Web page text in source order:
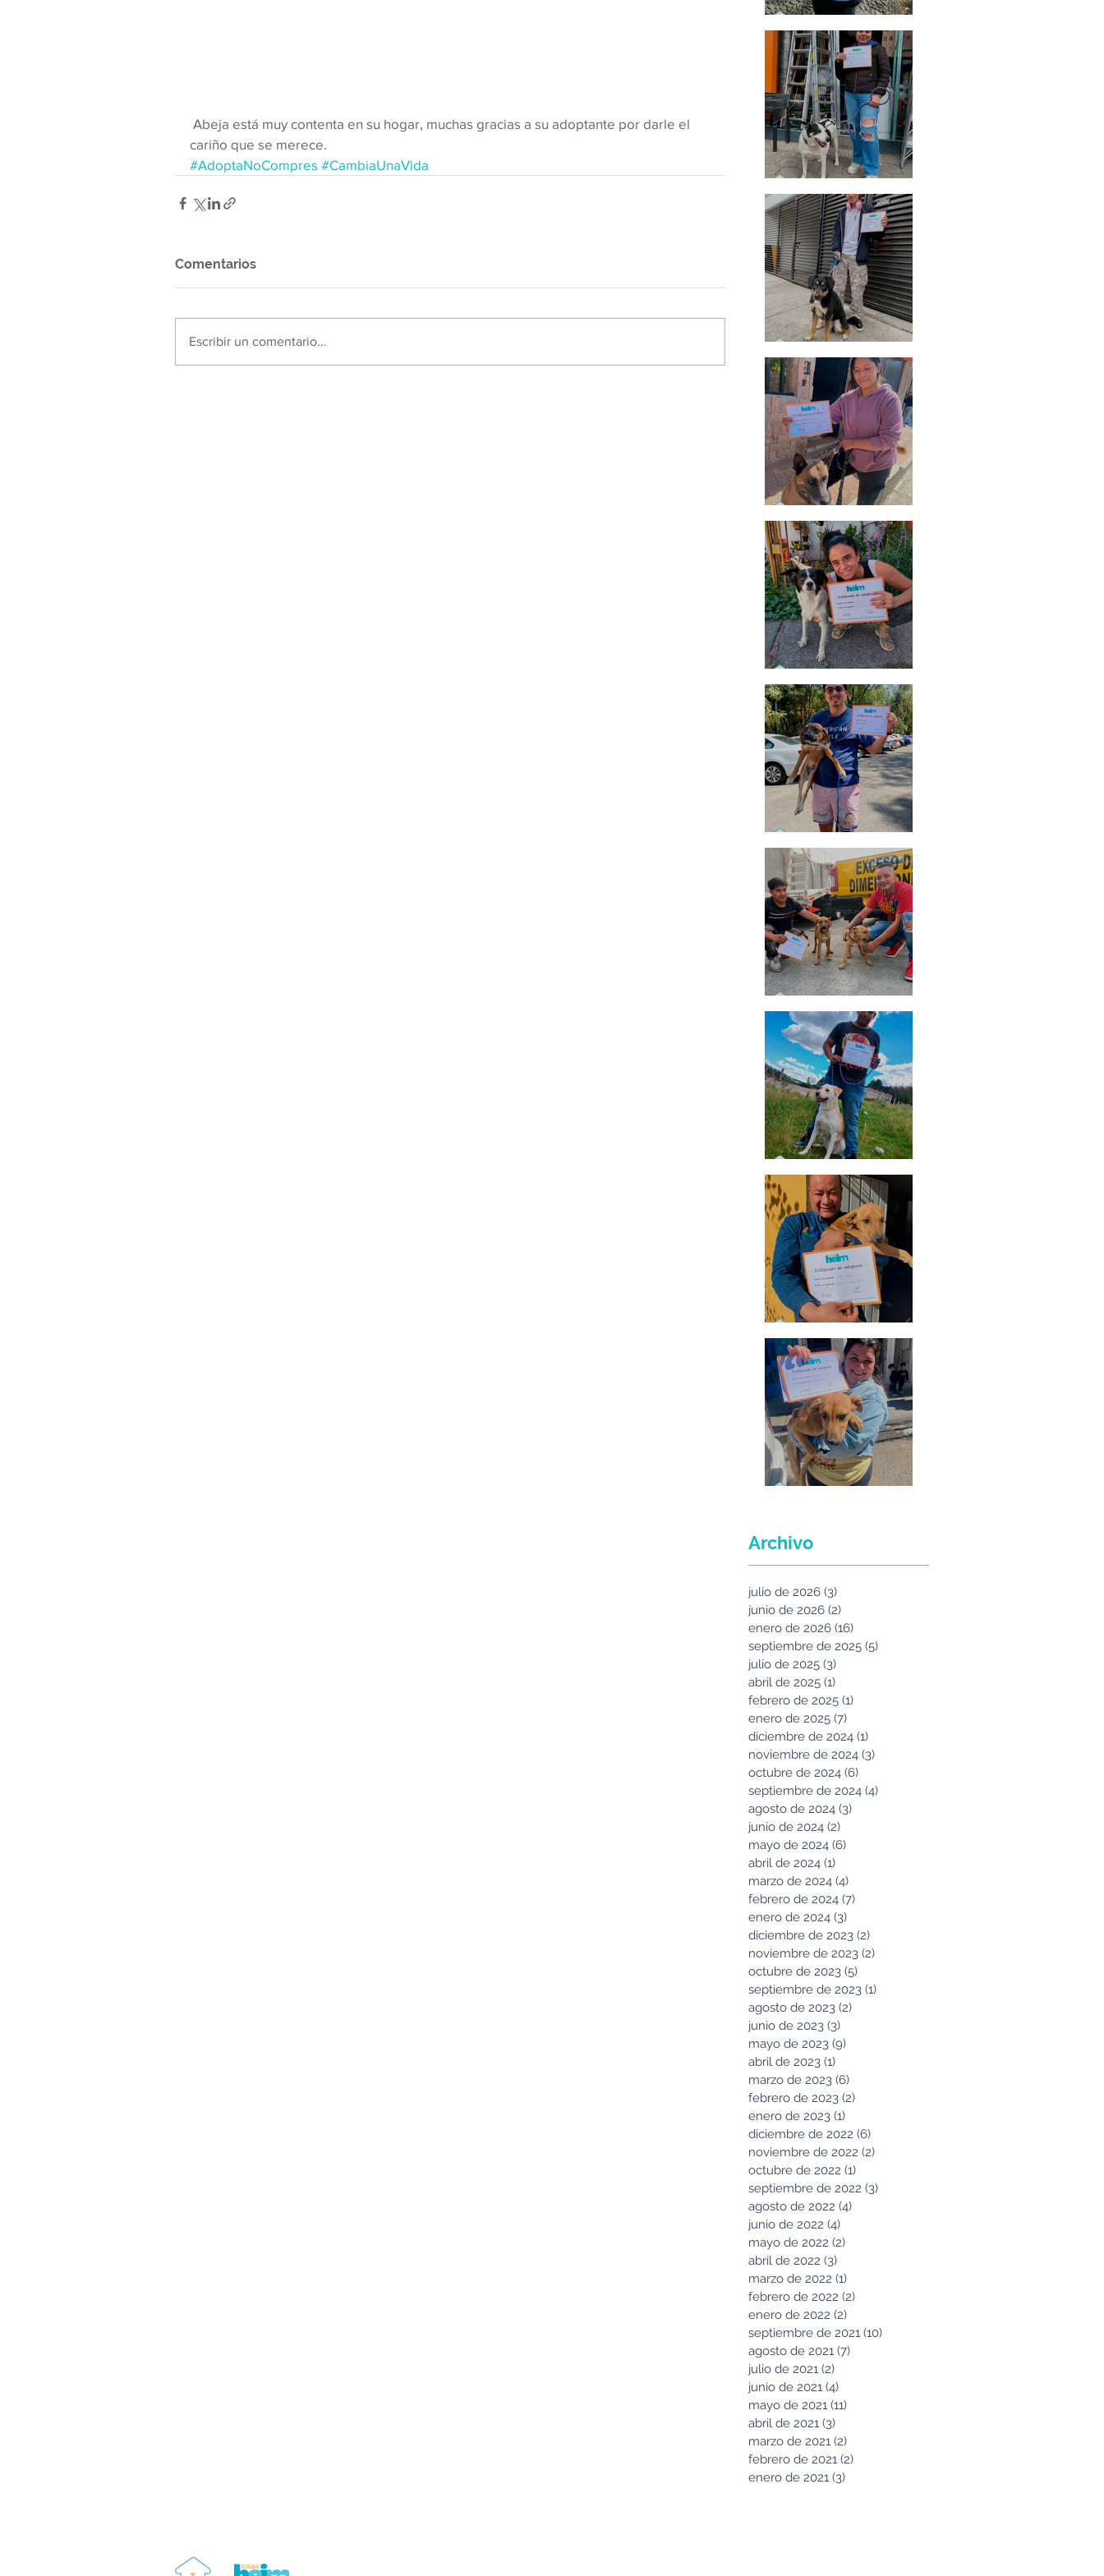
cariño que se merece.
#AdoptaNoCompres #CambiaUnaVida
Comentarios
Escribir un comentario...
Bellota
Vaquita
Spot
Morris
Noa
Rosa
Pedro Infante
Mika
Mario Moreno
Archivo
julio de 2026 (3)
junio de 2026 (2)
enero de 2026 (16)
septiembre de 2025 (5)
julio de 2025 (3)
abril de 2025 (1)
febrero de 2025 (1)
enero de 2025 (7)
diciembre de 2024 (1)
noviembre de 2024 (3)
octubre de 2024 (6)
septiembre de 2024 (4)
agosto de 2024 (3)
junio de 2024 (2)
mayo de 2024 (6)
abril de 2024 (1)
marzo de 2024 (4)
febrero de 2024 (7)
enero de 2024 (3)
diciembre de 2023 (2)
noviembre de 2023 (2)
octubre de 2023 (5)
septiembre de 2023 (1)
agosto de 2023 (2)
junio de 2023 (3)
mayo de 2023 (9)
abril de 2023 (1)
marzo de 2023 (6)
febrero de 2023 (2)
enero de 2023 (1)
diciembre de 2022 (6)
noviembre de 2022 (2)
octubre de 2022 (1)
septiembre de 2022 (3)
agosto de 2022 (4)
junio de 2022 (4)
mayo de 2022 (2)
abril de 2022 (3)
marzo de 2022 (1)
febrero de 2022 (2)
enero de 2022 (2)
septiembre de 2021 (10)
agosto de 2021 (7)
julio de 2021 (2)
junio de 2021 (4)
mayo de 2021 (11)
abril de 2021 (3)
marzo de 2021 (2)
febrero de 2021 (2)
enero de 2021 (3)